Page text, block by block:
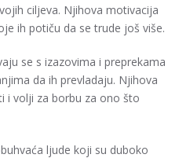
ciljeva. Njihova motivacija
ih potiču da se trude još više.
se s izazovima i preprekama
da ih prevladaju. Njihova
i volji za borbu za ono što
ljude koji su duboko